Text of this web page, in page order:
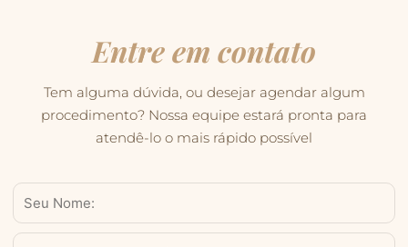
Entre em contato
Tem alguma dúvida, ou desejar agendar algum
procedimento? Nossa equipe estará pronta para
atendê-lo o mais rápido possível
Nome
WhatsApp